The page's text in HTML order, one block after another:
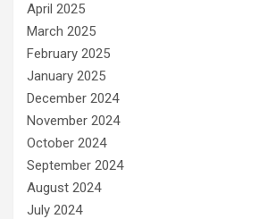
April 2025
March 2025
February 2025
January 2025
December 2024
November 2024
October 2024
September 2024
August 2024
July 2024